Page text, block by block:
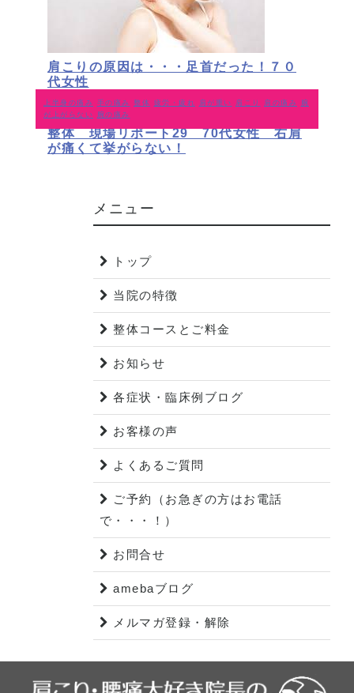
肩こりの原因は・・・足首だった！７０
代女性
上半身の痛み 手の痛み 整体 疲労・疲れ 肩が重い 肩こり 肩の痛み 腕
が上がらない 腕の痛み
八王子 北野駅 肩こり腰痛のあいにぃ
整体 現場リポート29 70代女性 右肩
が痛くて挙がらない！
メニュー
トップ
当院の特徴
整体コースとご料金
お知らせ
各症状・臨床例ブログ
お客様の声
よくあるご質問
ご予約（お急ぎの方はお電話
で・・・！）
お問合せ
amebaブログ
メルマガ登録・解除